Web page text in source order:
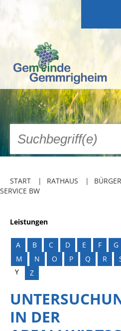
START RATHAUS
SERVICE BW
Leistungen
A B C D E F G
M
N O P Q R
Y
Z
IN DER